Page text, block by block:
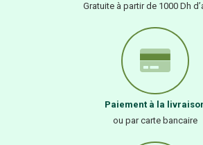
Gratuite à partir de 1000 Dh
Paiement à la
ou par carte bancaire